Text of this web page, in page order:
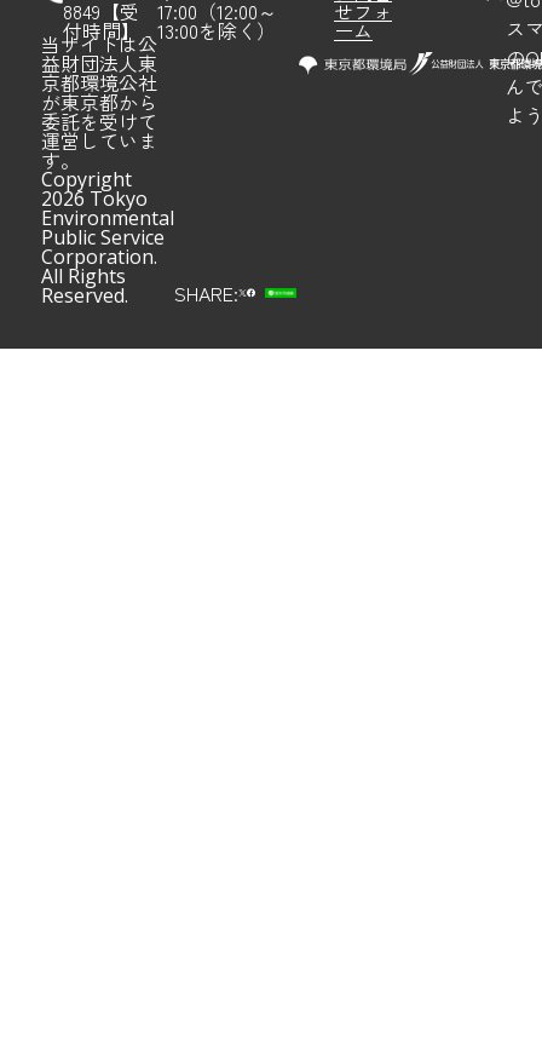
8849【受
付時間】
17:00（12:00～
13:00を除く）
せフォ
ーム
当サイトは公
益財団法人東
京都環境公社
が東京都から
委託を受けて
運営していま
す。
Copyright
2026 Tokyo
Environmental
Public Service
Corporation.
All Rights
Reserved. SHARE:
ス
の
ん
よ